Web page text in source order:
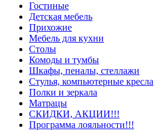
Гостиные
Детская мебель
Прихожие
Мебель для кухни
Столы
Комоды и тумбы
Шкафы, пеналы, стеллажи
Стулья, компьютерные кресла
Полки и зеркала
Матрацы
СКИДКИ, АКЦИИ!!!
Программа лояльности!!!